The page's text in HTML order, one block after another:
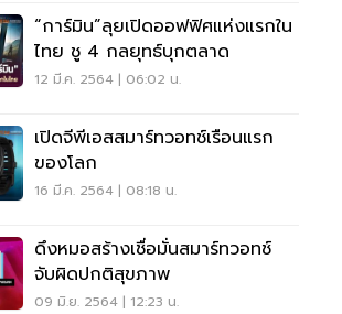
“การ์มิน”ลุยเปิดออฟฟิศแห่งแรกใน
ไทย ชู 4 กลยุทธ์บุกตลาด
12 มี.ค. 2564 | 06:02 น.
เปิดจีพีเอสสมาร์ทวอทช์เรือนแรก
ของโลก
16 มี.ค. 2564 | 08:18 น.
ดึงหมอสร้างเชื่อมั่นสมาร์ทวอทช์
จับผิดปกติสุขภาพ
09 มิ.ย. 2564 | 12:23 น.